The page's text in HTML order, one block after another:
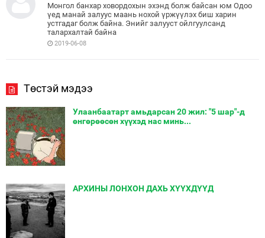
Монгол банхар ховордохын эхэнд болж байсан юм Одоо
үед манай залуус маань нохой үржүүлэх биш харин
устгадаг болж байна. Энийг залууст ойлгуулсанд
талархалтай байна
2019-06-08
Төстэй мэдээ
Улаанбаатарт амьдарсан 20 жил: "5 шар"-д
өнгөрөөсөн хүүхэд нас минь...
АРХИНЫ ЛОНХОН ДАХЬ ХҮҮХДҮҮД